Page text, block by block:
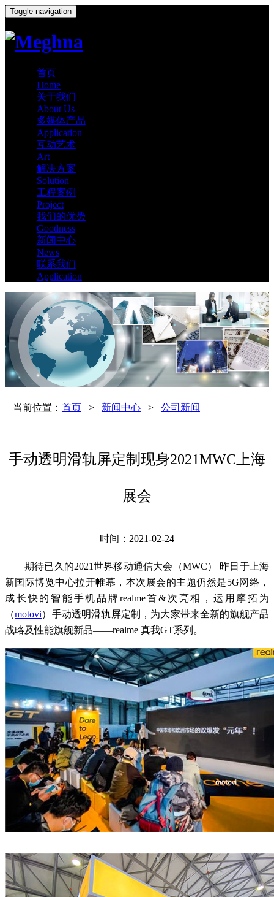
Toggle navigation
首页
Home
关于我们
About Us
多媒体产品
Application
互动艺术
Art
解决方案
Solution
工程案例
Project
我们的优势
Goodness
新闻中心
News
联系我们
Application
当前位置： 首页> 新闻中心> 公司新闻
手动透明滑轨屏定制现身2021MWC上海
展会
时间：2021-02-24
期待已久的2021世界移动通信大会（MWC） 昨日于上海
新国际博览中心拉开帷幕，本次展会的主题仍然是5G网络，
成长快的智能手机品牌realme首&次亮相，运用摩拓为
（motovi）手动透明滑轨屏定制，为大家带来全新的旗舰产品
战略及性能旗舰新品——realme 真我GT系列。